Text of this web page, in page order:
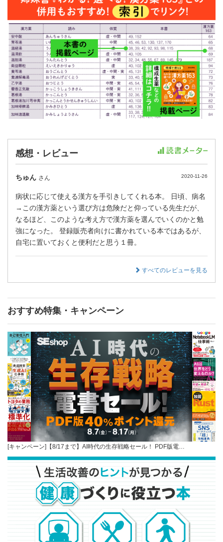
感想・レビュー
ちゅん さん 2020-11-26
病状に応じて使える漢方を手引きしてくれる本。 日頃、病名
→この漢方薬という選び方は危険だと仰っている先生だが、
なるほど、このような考え方で漢方薬を選んでいくのかと勉
強になった。 登録販売者向けに書かれている本ではあるが、
自宅に置いておくと便利だと思う１冊。
すべてのレビューを見る
おすすめ特集・キャンペーン
[キャンペーン]【8/17まで】AI時代の生存戦略セール！ PDF版電…